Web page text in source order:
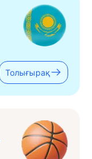
Толығырақ